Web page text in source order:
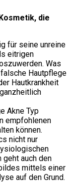
die
für seine unreine
eitrigen
Was
Hautpflege
Hautkrankheit
Akne Typ
empfohlenen
können.
nicht nur
geht auch den
mittels einer
auf den Grund.